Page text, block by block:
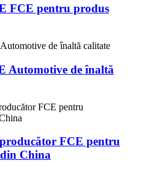
FCE pentru produs
Automotive de înaltă
FCE pentru
China